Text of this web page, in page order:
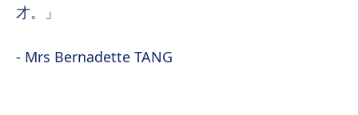
才。」
- Mrs Bernadette TANG